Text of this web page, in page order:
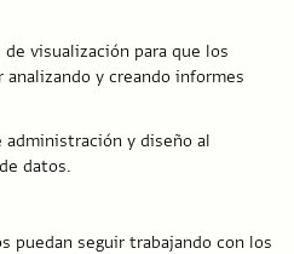
visualización para que los
analizando y creando informes
y diseño al
datos.
puedan seguir trabajando con los